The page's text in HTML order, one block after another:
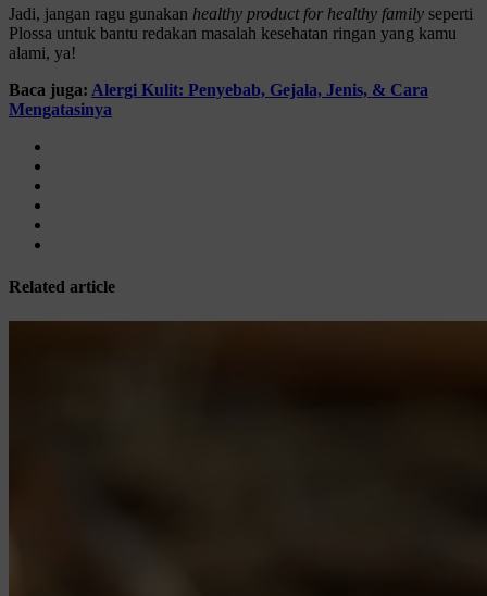
Jadi, jangan ragu gunakan healthy product for healthy family seperti
Plossa untuk bantu redakan masalah kesehatan ringan yang kamu
alami, ya!
Baca juga: Alergi Kulit: Penyebab, Gejala, Jenis, & Cara
Mengatasinya
Related article